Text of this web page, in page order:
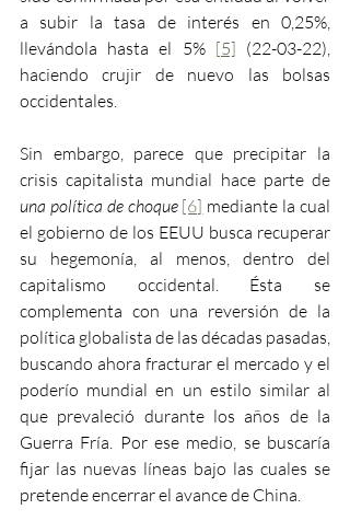
a subir la tasa de interés en 0,25%,
llevándola hasta el 5% [5] (22-03-22),
haciendo crujir de nuevo las bolsas
occidentales.
Sin embargo, parece que precipitar la
una política de choque [6] mediante la cual
el gobierno de los EEUU busca recuperar
su hegemonía, al menos, dentro del
capitalismo occidental. Ésta se
complementa con una reversión de la
política globalista de las décadas pasadas,
buscando ahora fracturar el mercado y el
poderío mundial en un estilo similar al
que prevaleció durante los años de la
Guerra Fría. Por ese medio, se buscaría
fijar las nuevas líneas bajo las cuales se
pretende encerrar el avance de China.